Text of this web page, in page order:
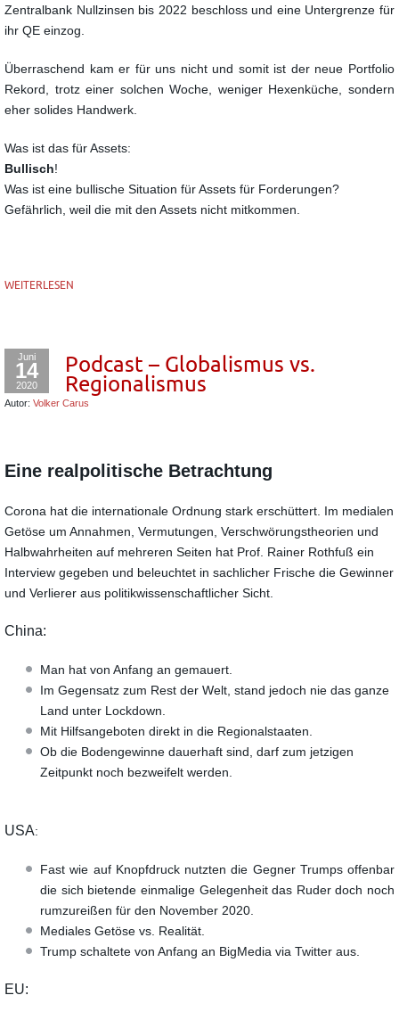
Zentralbank Nullzinsen bis 2022 beschloss und eine Untergrenze für
ihr QE einzog.
Überraschend kam er für uns nicht und somit ist der neue Portfolio
Rekord, trotz einer solchen Woche, weniger Hexenküche, sondern
eher solides Handwerk.
Was ist das für Assets:
Bullisch!
Was ist eine bullische Situation für Assets für Forderungen?
Gefährlich, weil die mit den Assets nicht mitkommen.
WEITERLESEN
Juni
14
2020
Podcast – Globalismus vs.
Regionalismus
Autor: Volker Carus
Eine realpolitische Betrachtung
Corona hat die internationale Ordnung stark erschüttert. Im medialen
Getöse um Annahmen, Vermutungen, Verschwörungstheorien und
Halbwahrheiten auf mehreren Seiten hat Prof. Rainer Rothfuß ein
Interview gegeben und beleuchtet in sachlicher Frische die Gewinner
und Verlierer aus politikwissenschaftlicher Sicht.
China:
Man hat von Anfang an gemauert.
Im Gegensatz zum Rest der Welt, stand jedoch nie das ganze
Land unter Lockdown.
Mit Hilfsangeboten direkt in die Regionalstaaten.
Ob die Bodengewinne dauerhaft sind, darf zum jetzigen
Zeitpunkt noch bezweifelt werden.
USA:
Fast wie auf Knopfdruck nutzten die Gegner Trumps offenbar
die sich bietende einmalige Gelegenheit das Ruder doch noch
rumzureißen für den November 2020.
Mediales Getöse vs. Realität.
Trump schaltete von Anfang an BigMedia via Twitter aus.
EU: